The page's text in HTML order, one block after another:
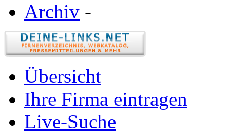
Archiv -
Übersicht
Ihre Firma eintragen
Live-Suche